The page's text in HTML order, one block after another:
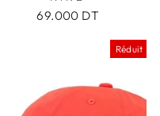
69.000 DT
Réduit